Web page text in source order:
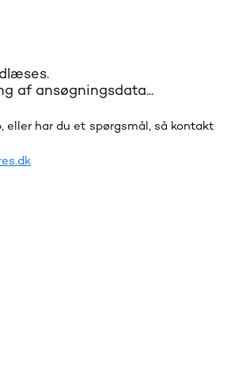
af ansøgningsdata...
eller har du et spørgsmål, så kontakt